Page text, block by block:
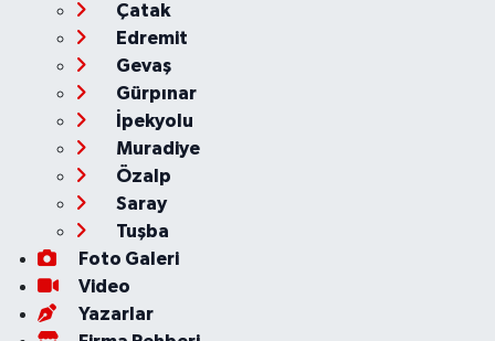
Çatak
Edremit
Gevaş
Gürpınar
İpekyolu
Muradiye
Özalp
Saray
Tuşba
Foto Galeri
Video
Yazarlar